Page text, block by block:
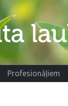
Profesionāļiem